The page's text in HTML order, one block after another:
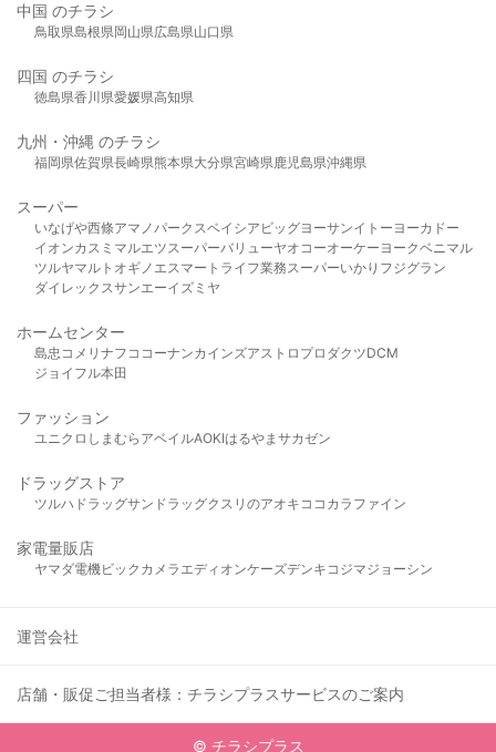
中国 のチラシ
鳥取県島根県岡山県広島県山口県
四国 のチラシ
徳島県香川県愛媛県高知県
九州・沖縄 のチラシ
福岡県佐賀県長崎県熊本県大分県宮崎県鹿児島県沖縄県
スーパー
いなげや西條アマノパークスベイシア ビッグヨーサンイトーヨーカドー
イオンカスミ マルエツスーパーバリューヤオコーオーケー ヨークベニマル
ツルヤマルト オギノ エスマート ライフ業務スーパーいかり フジグラン
ダイレックスサンエーイズミヤ
ホームセンター
島忠 コメリ ナフコ コーナンカインズアストロプロダクツDCM
ジョイフル本田
ファッション
ユニクロ しまむら アベイルAOKIはるやま サカゼン
ドラッグストア
ツルハドラッグサンドラッグクスリのアオキ ココカラファイン
家電量販店
ヤマダ電機ビックカメラ エディオンケーズデンキ コジマジョーシン
運営会社
店舗・販促ご担当者様：チラシプラスサービスのご案内
© チラシプラス